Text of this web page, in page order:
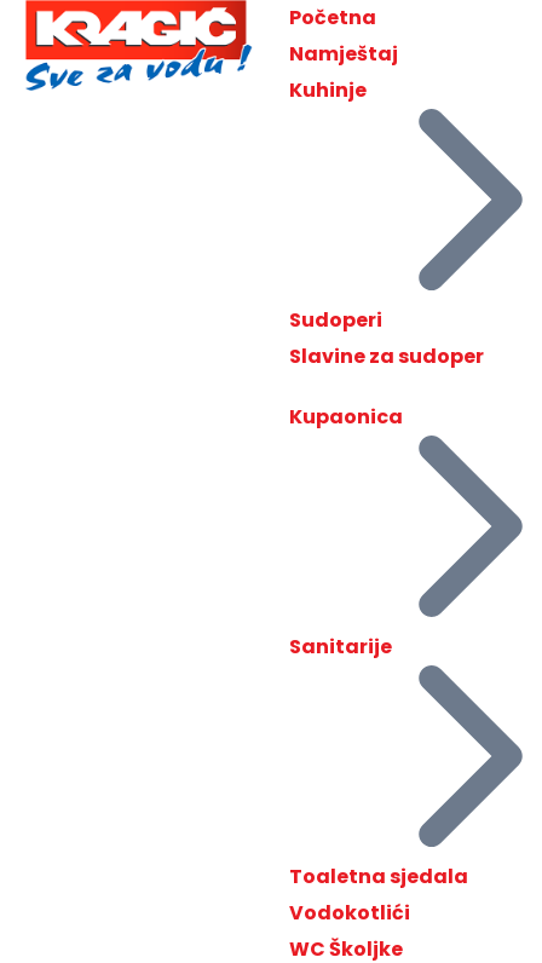
Početna
Namještaj
Kuhinje
Sudoperi
Slavine za sudoper
Kupaonica
Sanitarije
Toaletna sjedala
Vodokotlići
WC Školjke